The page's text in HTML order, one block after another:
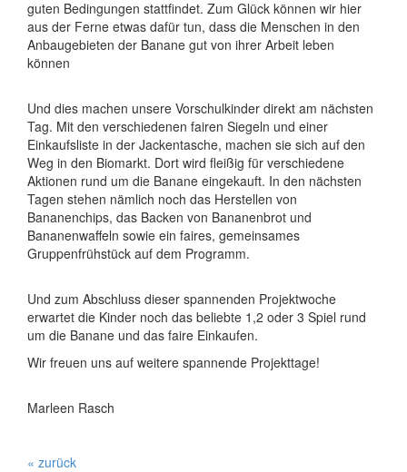
guten Bedingungen stattfindet. Zum Glück können wir hier
aus der Ferne etwas dafür tun, dass die Menschen in den
Anbaugebieten der Banane gut von ihrer Arbeit leben
können
Und dies machen unsere Vorschulkinder direkt am nächsten
Tag. Mit den verschiedenen fairen Siegeln und einer
Einkaufsliste in der Jackentasche, machen sie sich auf den
Weg in den Biomarkt. Dort wird fleißig für verschiedene
Aktionen rund um die Banane eingekauft. In den nächsten
Tagen stehen nämlich noch das Herstellen von
Bananenchips, das Backen von Bananenbrot und
Bananenwaffeln sowie ein faires, gemeinsames
Gruppenfrühstück auf dem Programm.
Und zum Abschluss dieser spannenden Projektwoche
erwartet die Kinder noch das beliebte 1,2 oder 3 Spiel rund
um die Banane und das faire Einkaufen.
Wir freuen uns auf weitere spannende Projekttage!
Marleen Rasch
« zurück